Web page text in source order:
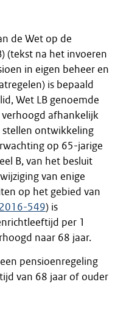
de Wet op de
(tekst na het invoeren
in eigen beheer en
is bepaald
Wet LB genoemde
afhankelijk
stellen ontwikkeling
op 65-jarige
B, van het besluit
van enige
op het gebied van
549) is
per 1
naar 68 jaar.
pensioenregeling
van 68 jaar of ouder